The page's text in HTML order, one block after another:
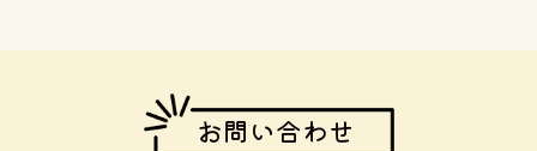
お問い合わせ